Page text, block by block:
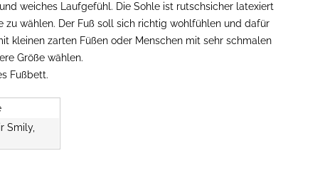
weiches Laufgefühl. Die Sohle ist rutschsicher latexiert
zu wählen. Der Fuß soll sich richtig wohlfühlen und dafür
kleinen zarten Füßen oder Menschen mit sehr schmalen
Größe wählen.
Fußbett.
Smily,